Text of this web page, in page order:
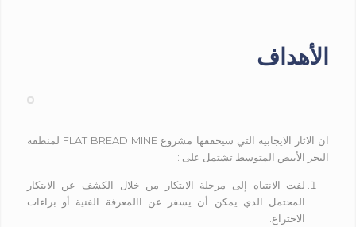
الأهداف
ان الاثار الايجابية التي سيحققها مشروع FLAT BREAD MINE لمنطقة
البحر الأبيض المتوسط تشتمل على :
لفت الانتباه إلى مرحلة الابتكار من خلال الكشف عن الابتكار
المحتمل الذي يمكن أن يسفر عن االمعرفة الفنية أو براءات
الاختراع.